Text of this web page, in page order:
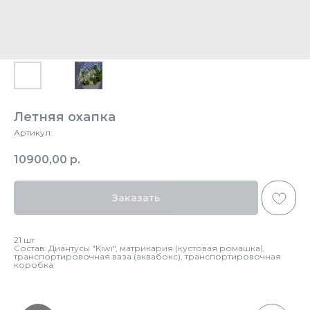
Летняя охапка
Артикул:
10900,00 р.
Заказать
21 шт
Состав: Диантусы "Kiwi", матрикария (кустовая ромашка),
транспортировочная ваза (аквабокс), транспортировочная
коробка